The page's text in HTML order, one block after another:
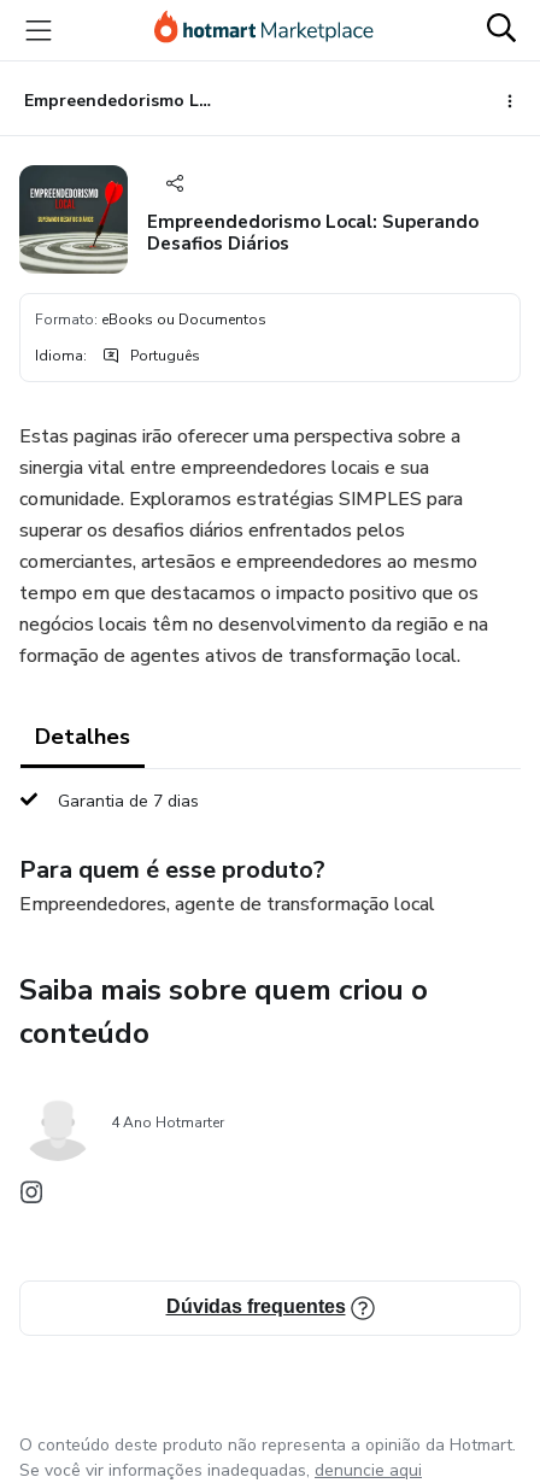
para
conteúdo
principal
para
pagamento
para
rodapé
Empreendedorismo Local: Superando Desafios Diários
Empreendedorismo Local: Superando
Desafios Diários
Formato: eBooks ou Documentos
Idioma: Português
Estas paginas irão oferecer uma perspectiva sobre a
sinergia vital entre empreendedores locais e sua
comunidade. Exploramos estratégias SIMPLES para
superar os desafios diários enfrentados pelos
comerciantes, artesãos e empreendedores ao mesmo
tempo em que destacamos o impacto positivo que os
negócios locais têm no desenvolvimento da região e na
formação de agentes ativos de transformação local.
Detalhes
Garantia de 7 dias
Para quem é esse produto?
Empreendedores, agente de transformação local
Saiba mais sobre quem criou o
conteúdo
4 Ano Hotmarter
Dúvidas frequentes
O conteúdo deste produto não representa a opinião da Hotmart.
Se você vir informações inadequadas, denuncie aqui